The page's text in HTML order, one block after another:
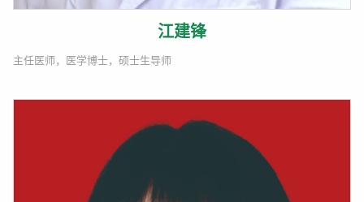
江建锋
主任医师，医学博士，硕士生导师